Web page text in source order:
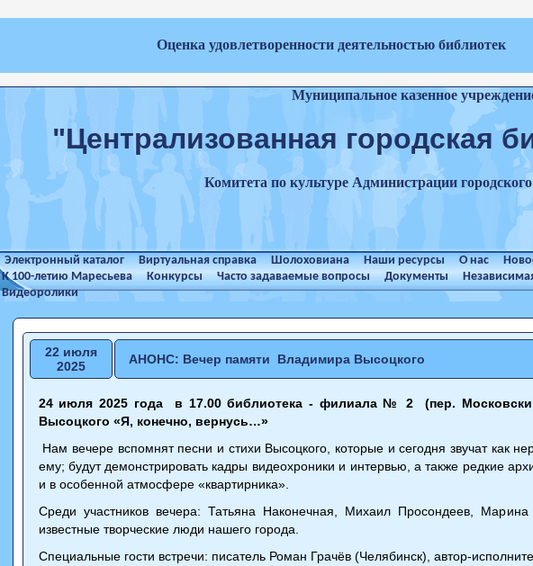
Оценка удовлетворенности деятельностью библиотек
Муниципальное казенное
"Централизованная городская
Комитета по культуре Администрации
Электронный каталог Виртуальная справка Шолоховиана Наши ресурсы О нас
К 100-летию Маресьева
Конкурсы Часто задаваемые вопросы Документы
Видеоролики
22 июля
2025
АНОНС: Вечер памяти Владимира Высоцкого
24 июля 2025 года в 17.00 библиотека - филиала № 2 (пер.
Высоцкого «Я, конечно, вернусь…»
Нам вечере вспомнят песни и стихи Высоцкого, которые и сегодня звучат как
ему; будут демонстрировать кадры видеохроники и интервью, а также редкие
и в особенной атмосфере «квартирника».
Среди участников вечера: Татьяна Наконечная, Михаил Просондеев,
известные творческие люди нашего города.
Специальные гости встречи: писатель Роман Грачёв (Челябинск), автор-